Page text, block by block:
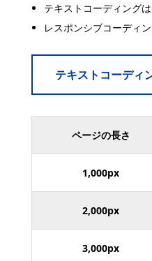
テキストコーディング
レスポンシブコーディ
テキストコーディ
ページの長さ
1,000px
2,000px
3,000px